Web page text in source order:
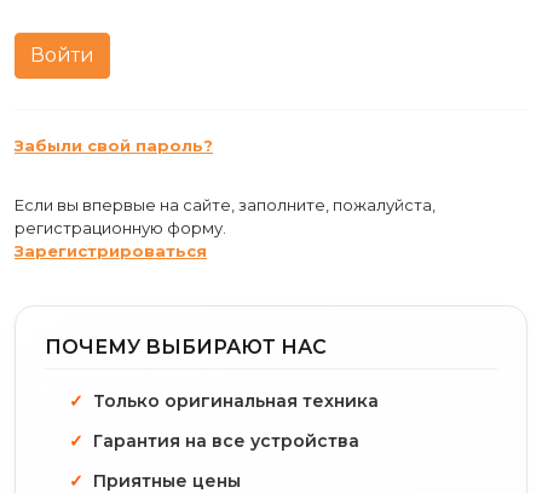
Забыли свой пароль?
Если вы впервые на сайте, заполните, пожалуйста,
регистрационную форму.
Зарегистрироваться
ПОЧЕМУ ВЫБИРАЮТ НАС
Только оригинальная техника
Гарантия на все устройства
Приятные цены